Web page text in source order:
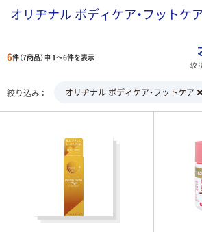
オリヂナル ボディケア・フットケ
6件（7商品）中 1～6件を表示
絞
絞り込み オリヂナル ボディケア・フットケア